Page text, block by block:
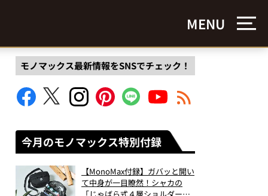
MENU
モノマックス最新情報をSNSでチェック！
今月のモノマックス特別付録
【MonoMax付録】ガバッと開い
て中身が一目瞭然！シャカの